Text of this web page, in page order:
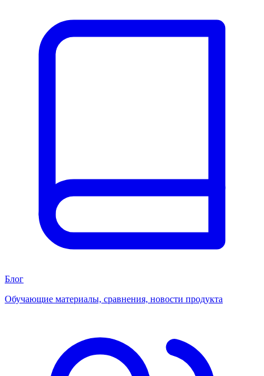
Блог
Обучающие материалы, сравнения, новости продукта